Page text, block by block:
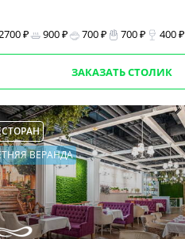
₽ 900 ₽ 700 ₽ 700 ₽ 400 ₽
ЗАКАЗАТЬ СТОЛИК
ВЕРАНДА